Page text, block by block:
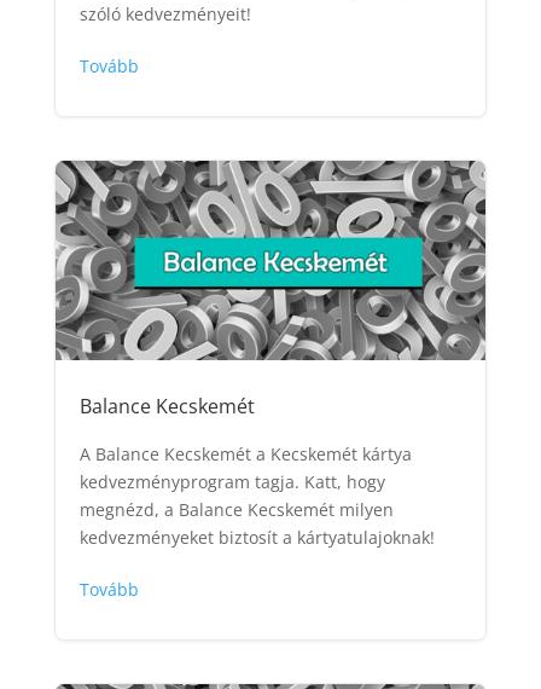
szóló kedvezményeit!
Tovább
Balance Kecskemét
A Balance Kecskemét a Kecskemét kártya
kedvezményprogram tagja. Katt, hogy
megnézd, a Balance Kecskemét milyen
kedvezményeket biztosít a kártyatulajoknak!
Tovább